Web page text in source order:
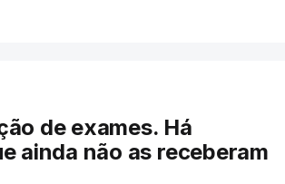
de exames. Há
ainda não as receberam